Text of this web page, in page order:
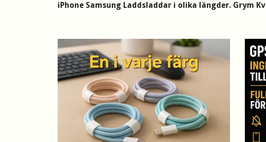
iPhone Samsung Laddsladdar i olika längder. Grym